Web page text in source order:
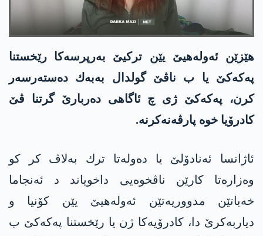
هێزێن ئه‌وله‌هیێ یێن تركیێ به‌رپرسه‌كا رێخستنا
په‌كه‌كێ یا ب ناڤێ گولدال به‌به‌ك ده‌سته‌رسه‌ر
كرن، په‌كه‌كێ ژی چ ئاگاهی ده‌ربارێ گرتنا ڤێ
كادرۆیا خوه‌ پارڤه‌نه‌كرنه‌.
ئاژانسا ئه‌نادۆلێ یا ده‌وله‌تا ترك به‌لاڤ كر كو
وەزارەتا کارێن ناڤخوەیی داخویاند د ئەنجاما
خەباتێن مدووریەتێن ئەولەهیێ یێن کۆنیا و
دیاربه‌كرێ دا، كادرۆیه‌كا ژن یا رێخستنا په‌كه‌كێ ب